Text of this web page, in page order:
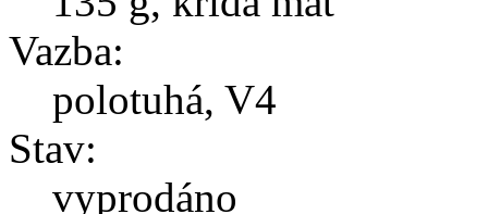
Vazba:
polotuhá, V4
Stav:
vyprodáno